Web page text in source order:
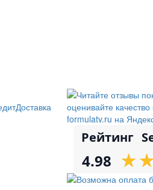
Доставка
Рейтинг
4.98 ★
★